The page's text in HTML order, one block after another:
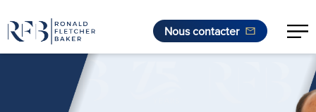
Nous contacter